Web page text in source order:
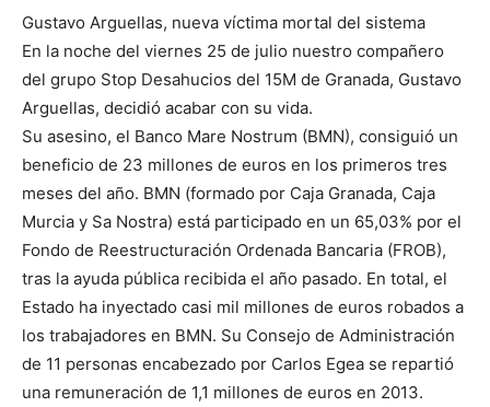
Gustavo Arguellas, nueva víctima mortal del sistema
En la noche del viernes 25 de julio nuestro compañero
del grupo Stop Desahucios del 15M de Granada, Gustavo
Arguellas, decidió acabar con su vida.
Su asesino, el Banco Mare Nostrum (BMN), consiguió un
beneficio de 23 millones de euros en los primeros tres
meses del año. BMN (formado por Caja Granada, Caja
Murcia y Sa Nostra) está participado en un 65,03% por el
Fondo de Reestructuración Ordenada Bancaria (FROB),
tras la ayuda pública recibida el año pasado. En total, el
Estado ha inyectado casi mil millones de euros robados a
los trabajadores en BMN. Su Consejo de Administración
de 11 personas encabezado por Carlos Egea se repartió
una remuneración de 1,1 millones de euros en 2013.